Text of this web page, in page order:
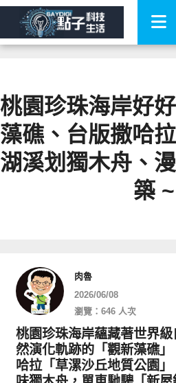
桃園珍珠海岸好
藻礁、台版撒哈
湖溪划獨木舟、
築 ~
肉魯
2026/06/08
瀏覽：646 人次
桃園珍珠海岸蘊藏著世界
然演化軌跡的「觀新藻礁
哈拉「草漯沙丘地質公園